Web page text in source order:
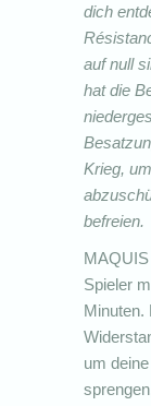
dich
auf null
hat die
Krieg,
befreien.
Spieler
Minuten.
um